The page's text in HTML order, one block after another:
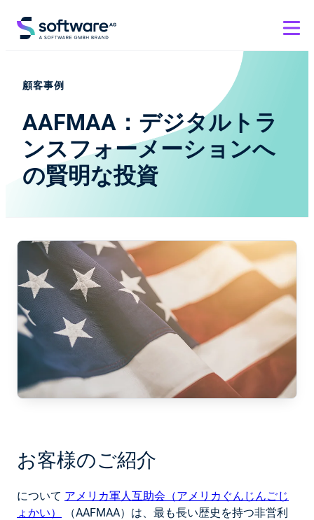
顧客事例
AAFMAA：デジタルトラ
ンスフォーメーションへ
の賢明な投資
お客様のご紹介
について アメリカ軍人互助会（アメリカぐんじんごじ
ょかい）
（AAFMAA）は、最も長い歴史を持つ非営利